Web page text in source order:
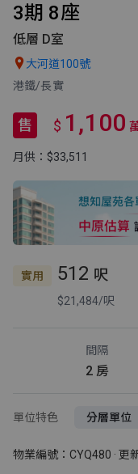
3期 8座
低層 D室
 大河道100號
港鐵/長實
售 $ 1,100
月供：$33,511
實用 512 呎
$21,484/呎
間隔
2 房
單位特色 分層單位
物業編號：CYQ480 · 更